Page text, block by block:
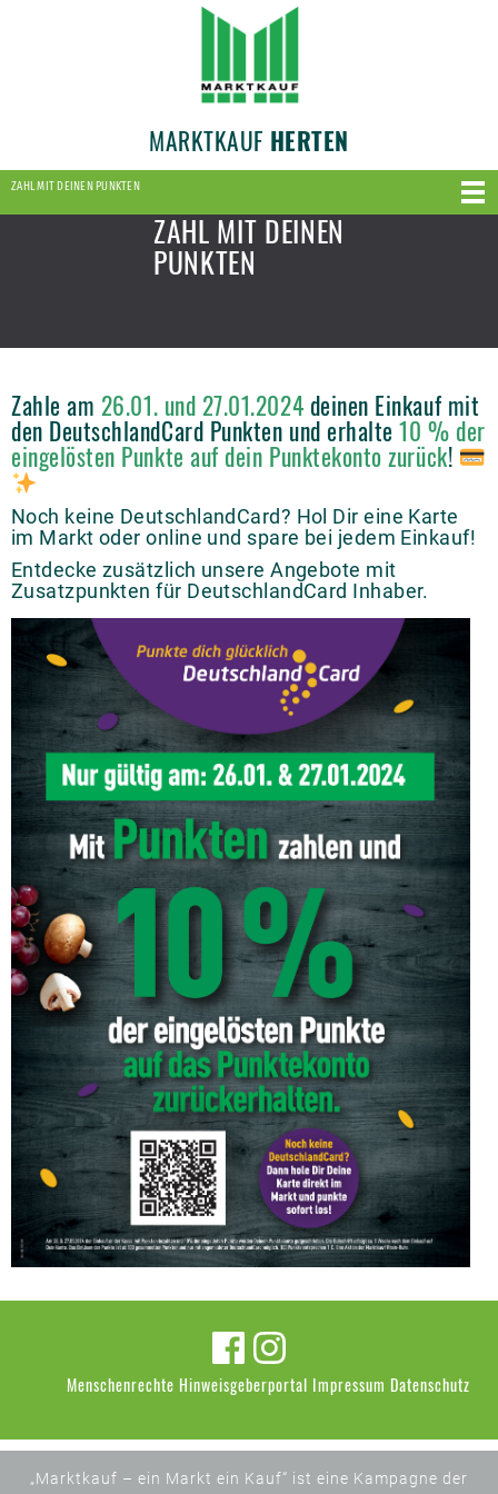
MARKTKAUF HERTEN
ZAHL MIT DEINEN PUNKTEN
ZAHL MIT DEINEN
PUNKTEN
Zahle am 26.01. und 27.01.2024 deinen Einkauf mit
den DeutschlandCard Punkten und erhalte10 % der
eingelösten Punkte auf dein Punktekonto zurück!
Noch keine DeutschlandCard? Hol Dir eine Karte
im Markt oder online und spare bei jedem Einkauf!
Entdecke zusätzlich unsere Angebote mit
Zusatzpunkten für DeutschlandCard Inhaber.
Menschenrechte Hinweisgeberportal Impressum Datenschutz
„Marktkauf – ein Markt ein Kauf“ ist eine Kampagne der